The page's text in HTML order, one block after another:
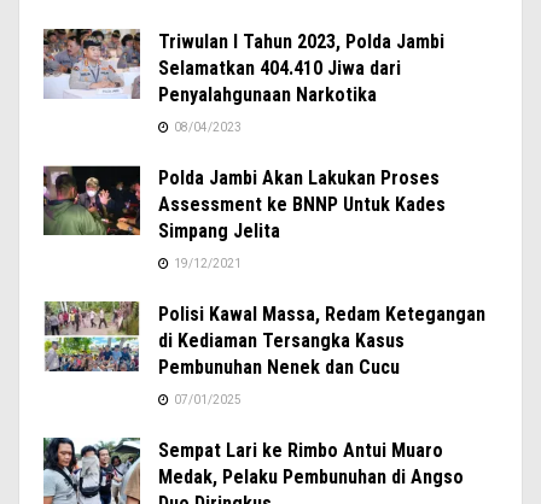
Triwulan I Tahun 2023, Polda Jambi
Selamatkan 404.410 Jiwa dari
Penyalahgunaan Narkotika
08/04/2023
Polda Jambi Akan Lakukan Proses
Assessment ke BNNP Untuk Kades
Simpang Jelita
19/12/2021
Polisi Kawal Massa, Redam Ketegangan
di Kediaman Tersangka Kasus
Pembunuhan Nenek dan Cucu
07/01/2025
Sempat Lari ke Rimbo Antui Muaro
Medak, Pelaku Pembunuhan di Angso